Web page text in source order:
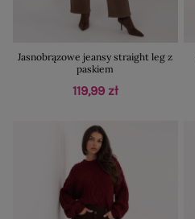
Jasnobrązowe jeansy straight leg z
paskiem
119,99 zł